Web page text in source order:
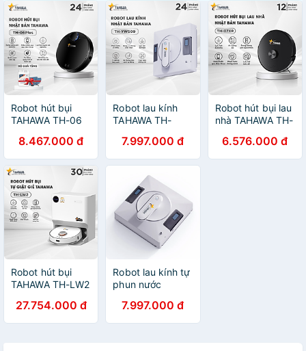
Robot hút bụi
TAHAWA TH-06
bụi lau nhà với
các tính năng nổi
bật và hiện đại.
Tiết kiệm thời
gian và công sức
khi sử dụng riêng
biệt từng chế độ
robot hút bụi lau
nhà thông minh 3
,lau. Bảo hành
chính hãng 2
8.467.000 đ
Robot lau kính
TAHAWA TH-
kính thông minh,
robot lau kiếng
tự phun nước -
Phun nước 2
chiều - Bảo hành
chính hãng 24
tháng - 1 đổi 1
trong 30 ngày -
Hàng nhập khẩu
chính hãng
7.997.000 đ
Robot hút bụi lau
nhà TAHAWA TH-
4000Pa- Pin:
3000mAh -Tích
6.576.000 đ
Robot hút bụi
TAHAWA TH-LW2
toàn cho sức
khỏe người tiêu
27.754.000 đ
Robot lau kính tự
phun nước
YW509- Sản
Phẩm Chính
7.997.000 đ